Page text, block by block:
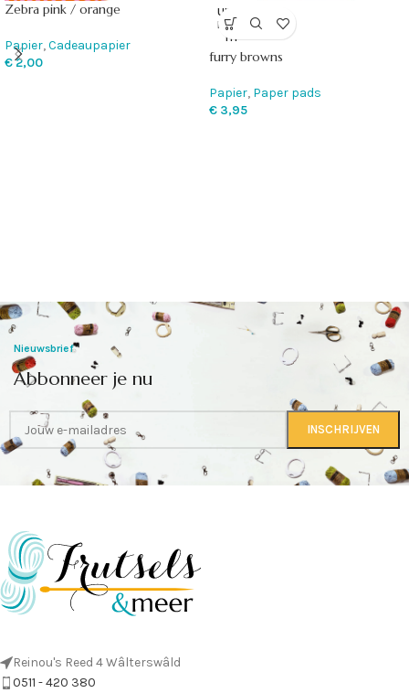
Zebra pink / orange
Papier,Cadeaupapier
€2,00
UITVE
RKOC
HT
furry browns
Papier, Paper pads
€ 3,95
Nieuwsbrief
Abbonneer je nu
Reinou's Reed 4 Wâlterswâld
0511 - 420 380